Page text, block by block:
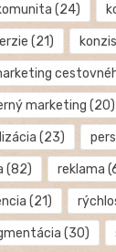
(24)
(21)
marketing (20)
(23)
(82) reklama
(21)
(30)